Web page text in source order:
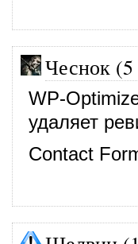
Чеснок
WP-
удаляет
Contact